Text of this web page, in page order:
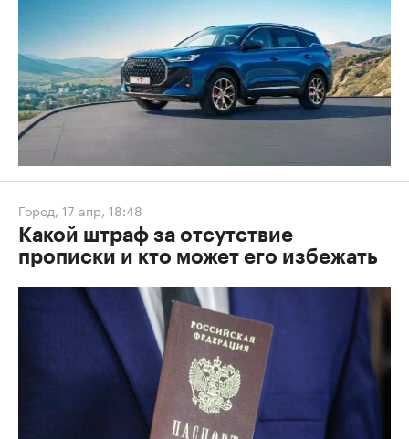
Город, 17 апр, 18:48
Какой штраф за отсутствие
прописки и кто может его избежать